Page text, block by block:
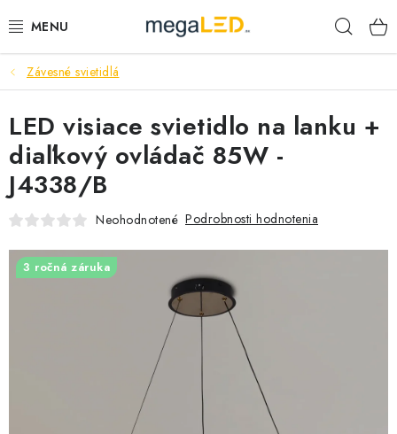
na
PRIEMYSEL
SVIETIDLÁ
ŽIAROVKY A TRUBICE
PRACOVNÉ SVIETIDLÁ
ELEKTROMATERIÁL
Závesné svietidlá
LED visiace svietidlo na lanku +
diaľkový ovládač 85W -
J4338/B
Neohodnotené Podrobnosti hodnotenia
3 ročná záruka